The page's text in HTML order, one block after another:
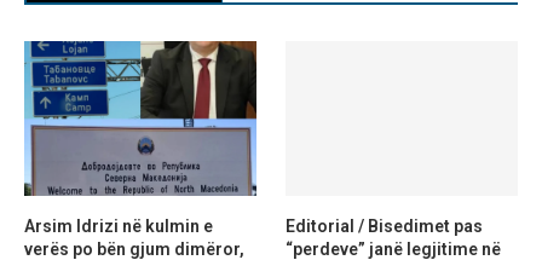
Arsim Idrizi në kulmin e
verës po bën gjum dimëror,
Editorial / Bisedimet pas
“perdeve” janë legjitime në